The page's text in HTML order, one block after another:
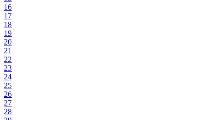
16
17
18
19
20
21
22
23
24
25
26
27
28